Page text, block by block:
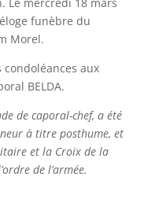
funèbre du
Morel.
condoléances aux
BELDA.
de caporal-chef, a été
à titre posthume, et
et la Croix de la
de l’armée.